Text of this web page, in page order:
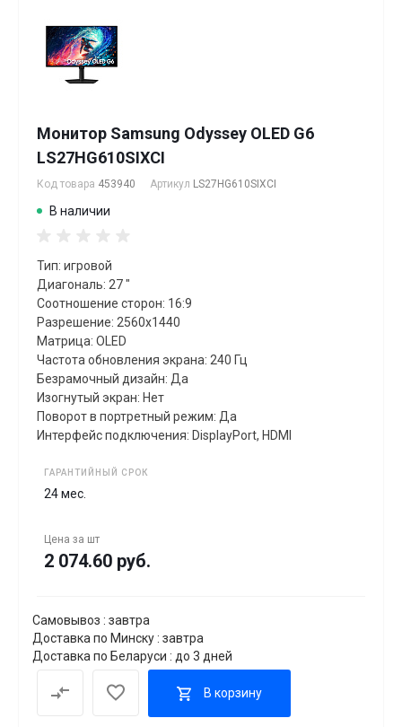
Монитор Samsung Odyssey OLED G6
LS27HG610SIXCI
Код товара 453940 Артикул LS27HG610SIXCI
В наличии
Тип: игровой
Диагональ: 27 "
Соотношение сторон: 16:9
Разрешение: 2560x1440
Матрица: OLED
Частота обновления экрана: 240 Гц
Безрамочный дизайн: Да
Изогнутый экран: Нет
Поворот в портретный режим: Да
Интерфейс подключения: DisplayPort, HDMI
ГАРАНТИЙНЫЙ СРОК
24 мес.
Цена за шт
2 074.60 руб.
Самовывоз : завтра
Доставка по Минску : завтра
Доставка по Беларуси : до 3 дней
В корзину